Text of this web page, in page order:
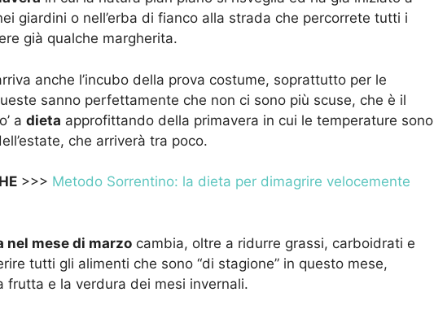
giardini o nell’erba di fianco alla strada che percorrete tutti i
già qualche margherita.
anche l’incubo della prova costume, soprattutto per le
sanno perfettamente che non ci sono più scuse, che è il
a dieta approfittando della primavera in cui le temperature sono
che arriverà tra poco.
>>> Metodo Sorrentino: la dieta per dimagrire velocemente
nel mese di marzo cambia, oltre a ridurre grassi, carboidrati e
tutti gli alimenti che sono “di stagione” in questo mese,
e la verdura dei mesi invernali.